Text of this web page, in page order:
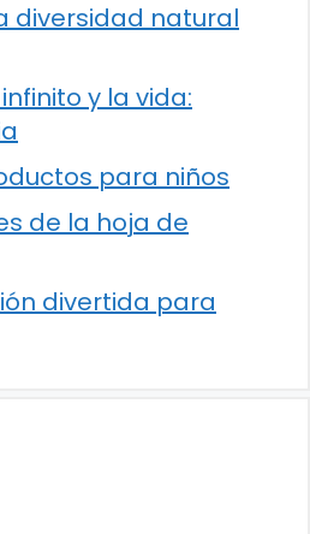
diversidad natural
y la vida:
para niños
de la hoja de
divertida para